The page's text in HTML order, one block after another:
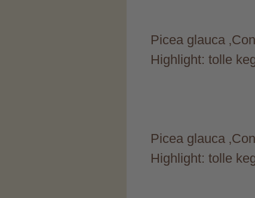
Picea glauca
Highlight: tolle
Picea glauca
Highlight: tolle